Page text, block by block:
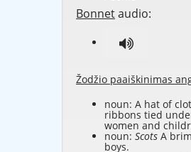
Bonnetaudio:
Žodžio paaiškinimas
noun: A hat of
ribbons tied
women and
noun: Scots A
boys.